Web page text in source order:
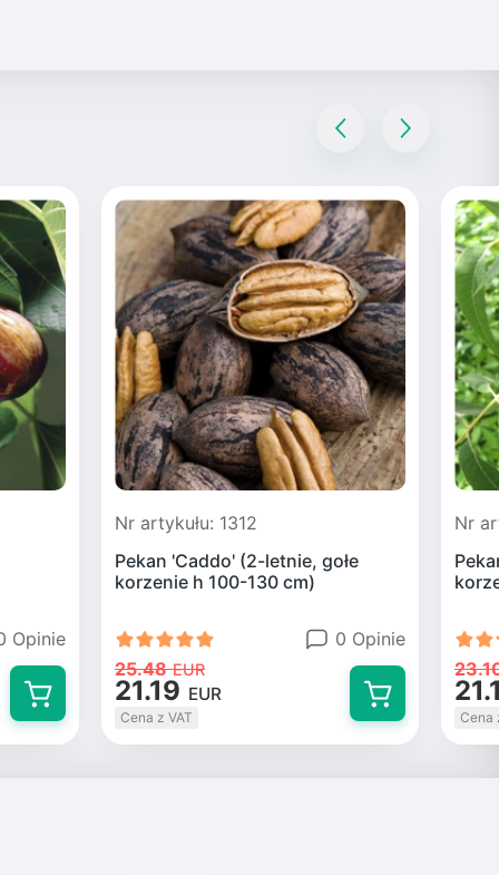
Opinie
Nr artykułu: 1312
Pekan 'Caddo' (2-letnie, gołe
korzenie h 100-130 cm)
0 Opinie
25.48 EUR
21.19 EUR
Cena z VAT
Nr
Cena